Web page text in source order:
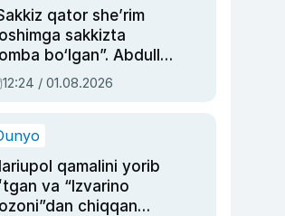
qator she’rim
sakkizta
bo‘lgan”. Abdulla
siyosiy
asrab
12:24 / 01.08.2026
qamalini yorib
va “Izvarino
chiqqan